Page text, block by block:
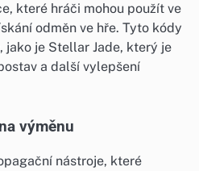
které hráči mohou použít ve
odměn ve hře. Tyto kódy
je Stellar Jade, který je
a další vylepšení
výměnu
nástroje, které